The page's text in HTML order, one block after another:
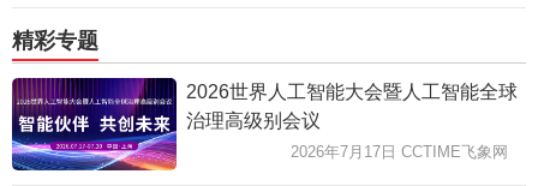
精彩专题
2026世界人工智能大会暨人工智能全球
治理高级别会议
2026年7月17日 CCTIME飞象网